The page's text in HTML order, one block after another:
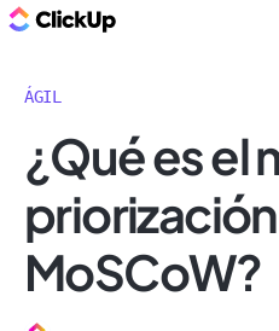
ÁGIL
¿Qué es el
priorización
MoSCoW?